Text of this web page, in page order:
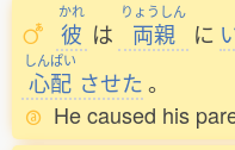
かれ
彼 は
りょうしん
両親 に
しんぱい
心配 させた。
He caused his